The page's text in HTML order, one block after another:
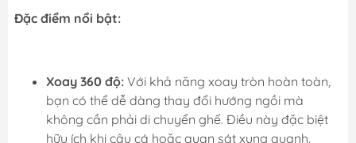
Đặc điểm nổi bật:
Xoay 360 độ: Với khả năng xoay tròn hoàn toàn,
bạn có thể dễ dàng thay đổi hướng ngồi mà
không cần phải di chuyển ghế. Điều này đặc biệt
hữu ích khi câu cá hoặc quan sát xung quanh.